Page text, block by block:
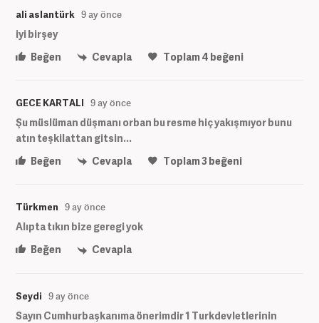
ali aslantürk 9 ay önce
iyi birşey
Beğen
Cevapla Toplam4 beğeni
GECE KARTALI 9 ay önce
Şu müslüman düşmanı orban bu resme hiç yakışmıyor bunu
atın teşkilattan gitsin...
Beğen
Cevapla Toplam3beğeni
Türkmen 9 ay önce
Alıpta tıkın bize geregi yok
Beğen
Cevapla
Seydi 9 ay önce
Sayın Cumhurbaşkanıma önerimdir 1 Turkdevletlerinin